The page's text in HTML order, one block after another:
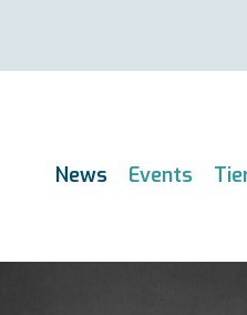
News Events